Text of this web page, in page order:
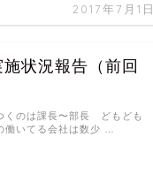
2017年7月1日
状況報告（前回
くのは課長〜部長 どもども
いてる会社は数少 …